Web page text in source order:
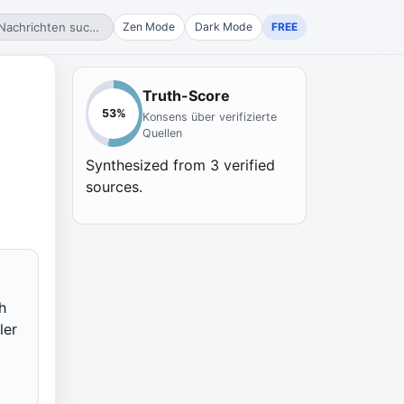
suchen... Zen Mode Dark Mode FREE
53%
Truth-Score
Konsens über verifizierte
Quellen
Synthesized from 3 verified
sources.